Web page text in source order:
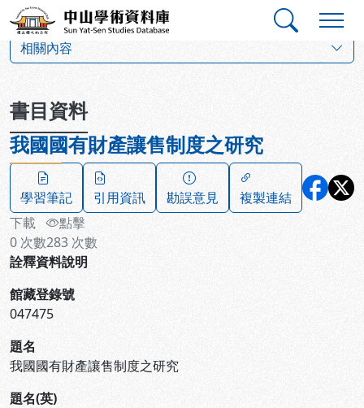
跳到主要內容
中山學術資料庫
相關內容
書目資料
我國國有財產讓售制度之研究
學習筆記 引用資訊 勘誤意見
複製連結
下載
0 次數
點擊
283 次數
詮釋資料說明
館藏登錄號
047475
題名
我國國有財產讓售制度之研究
題名(英)